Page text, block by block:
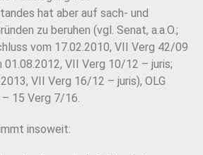
hat aber auf sach- und
zu beruhen (vgl. Senat, a.a.O.;
vom 17.02.2010, VII Verg 42/09
01.08.2012, VII Verg 10/12 – juris;
VII Verg 16/12 – juris), OLG
– 15 Verg 7/16.
insoweit: